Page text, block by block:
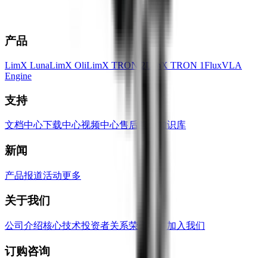
产品
LimX LunaLimX OliLimX TRON 2LimX TRON 1FluxVLA
Engine
支持
文档中心下载中心视频中心售后服务 知识库
新闻
产品报道活动更多
关于我们
公司介绍核心技术投资者关系荣誉奖项 加入我们
订购咨询